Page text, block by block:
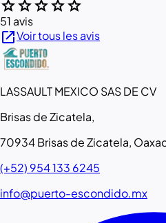
starstarstarstarstar
51 avis
open_in_newVoir tous les avis
LASSAULT MEXICO SAS DE CV
Brisas de Zicatela,
70934 Brisas de Zicatela,
(+52) 954 133 6245
info@puerto-escondido.mx